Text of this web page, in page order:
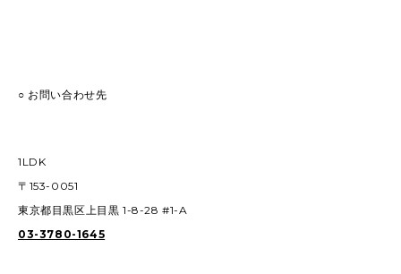
○ お問い合わせ先
1LDK
〒153-0051
東京都目黒区上目黒 1-8-28 #1-A
03-3780-1645